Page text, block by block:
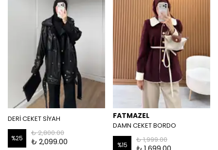
DERİ CEKET SİYAH
%25
₺ 2,800.00
₺ 2,099.00
FATMAZEL
DAMN CEKET BORDO
%15
₺ 1,999.00